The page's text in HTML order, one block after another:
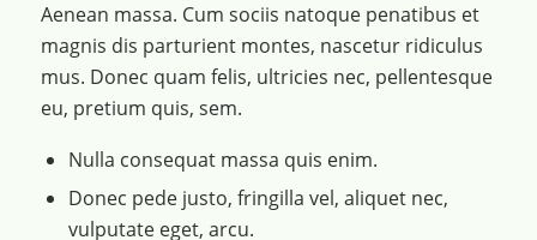
Aenean massa. Cum sociis natoque penatibus et
magnis dis parturient montes, nascetur ridiculus
mus. Donec quam felis, ultricies nec, pellentesque
eu, pretium quis, sem.
Nulla consequat massa quis enim.
Donec pede justo, fringilla vel, aliquet nec,
vulputate eget, arcu.